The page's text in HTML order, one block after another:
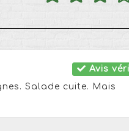
Avis
Salade cuite. Mais